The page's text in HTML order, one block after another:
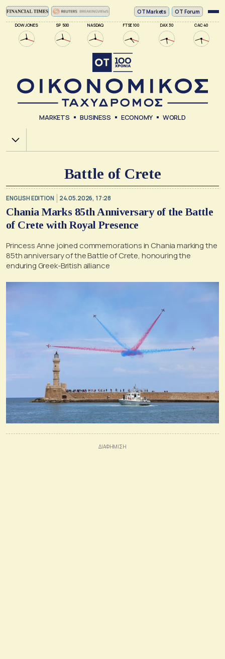
DOW JONES SP 500 NASDAQ FTSE 100 DAX 30 CAC 40
ΟΤ Markets OT Forum
MARKETS BUSINESS ECONOMY WORLD
Χ.Α.
Battle of Crete
ENGLISH EDITION 24.05.2026, 17:28
Chania Marks 85th Anniversary of the Battle
of Crete with Royal Presence
Princess Anne joined commemorations in Chania marking the
85th anniversary of the Battle of Crete, honouring the
enduring Greek-British alliance